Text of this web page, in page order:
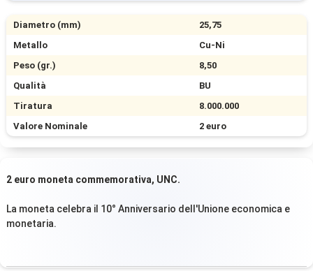
Diametro (mm)
25,75
Metallo
Cu-Ni
Peso (gr.)
8,50
Qualità
BU
Tiratura
8.000.000
Valore Nominale
2 euro
2 euro moneta commemorativa, UNC.
La moneta celebra il 10° Anniversario dell'Unione economica e
monetaria.